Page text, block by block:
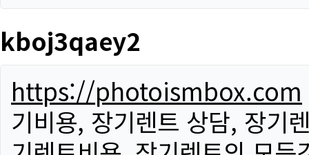
kboj3qaey2
https://photoismbox.com
기비용, 장기렌트 상담, 장기